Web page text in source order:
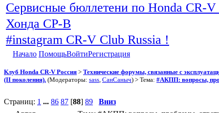
Сервисные бюллетени по Honda CR-
Хонда СР-В
#instagram CR-V Club Russia !
Начало ПомощьВойтиРегистрация
Клуб Honda CR-V Россия > Технические форумы, связанные с
(II поколения). (Модераторы: sass СанСаныч) > Тема: #АКПП: вопросы,
Страниц: 1 ... 86 87 [88] 89
Вниз